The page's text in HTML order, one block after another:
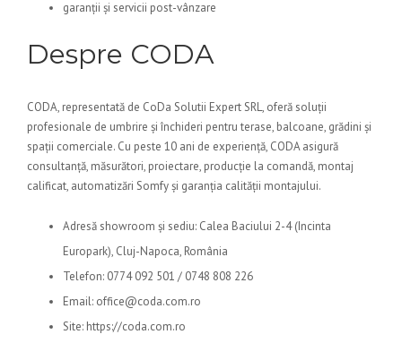
garanții și servicii post-vânzare
Despre CODA
CODA, representată de CoDa Solutii Expert SRL, oferă soluții
profesionale de umbrire și închideri pentru terase, balcoane, grădini și
spații comerciale. Cu peste 10 ani de experiență, CODA asigură
consultanță, măsurători, proiectare, producție la comandă, montaj
calificat, automatizări Somfy și garanția calității montajului.
Adresă showroom și sediu: Calea Baciului 2-4 (Incinta
Europark), Cluj-Napoca, România
Telefon: 0774 092 501 / 0748 808 226
Email: office@coda.com.ro
Site: https://coda.com.ro